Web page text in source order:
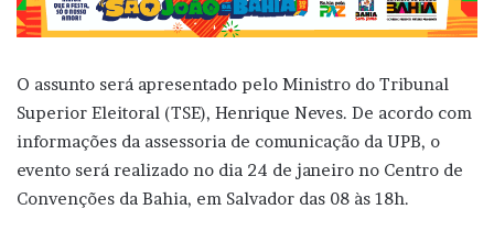
O assunto será apresentado pelo Ministro do Tribunal
Superior Eleitoral (TSE), Henrique Neves. De acordo com
informações da assessoria de comunicação da UPB, o
evento será realizado no dia 24 de janeiro no Centro de
Convenções da Bahia, em Salvador das 08 às 18h.